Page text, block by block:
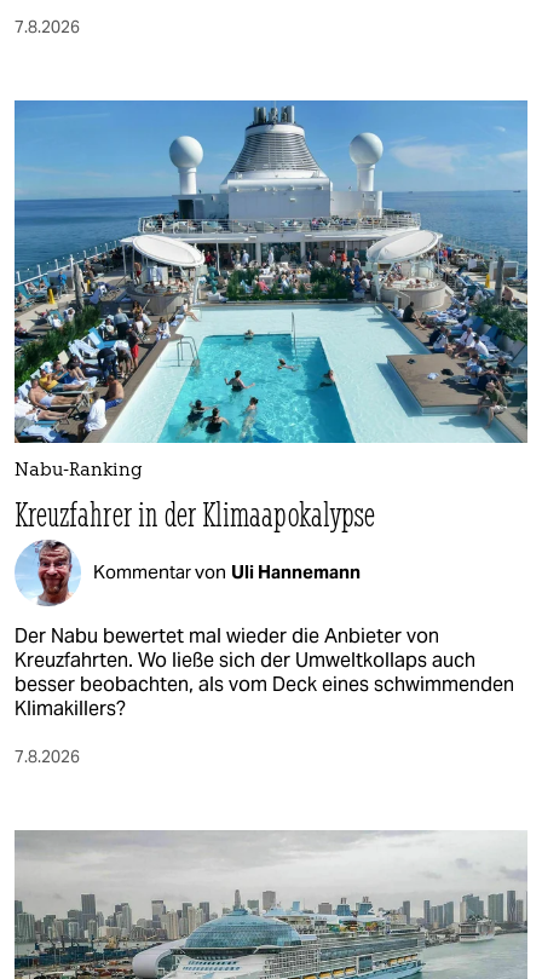
7.8.2026
Nabu-Ranking
Kreuzfahrer in der Klimaapokalypse
Kommentar von Uli Hannemann
Der Nabu bewertet mal wieder die Anbieter von
Kreuzfahrten. Wo ließe sich der Umweltkollaps auch
besser beobachten, als vom Deck eines schwimmenden
Klimakillers?
7.8.2026